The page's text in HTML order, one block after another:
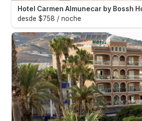
Hotel Carmen Almunecar by Bossh
desde $758 / noche